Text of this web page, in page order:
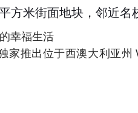
方米街面地块，邻近
幸福生活
家推出位于西澳大利亚